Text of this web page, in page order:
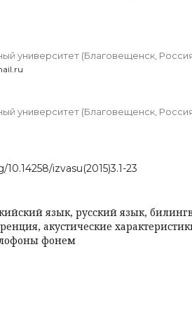
университет (Благовещенск,
университет (Благовещенск,
izvasu(2015)3.1-23
язык, русский язык,
акустические
фонем